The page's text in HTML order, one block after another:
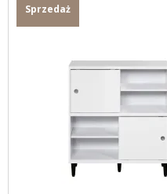
Sprzedaż